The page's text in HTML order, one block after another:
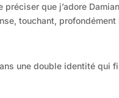
que j’adore
touchant,
une double identité qui